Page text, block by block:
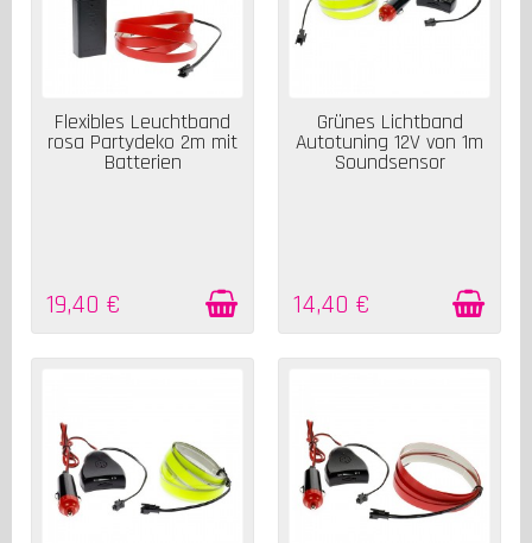
AUF LAGER
Flexibles Leuchtband
rosa Partydeko 2m mit
Batterien
19,40 €
AUF LAGER
Grünes Lichtband
Autotuning 12V von 1m
Soundsensor
14,40 €